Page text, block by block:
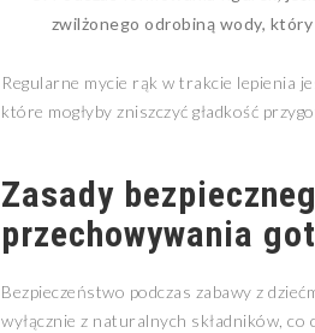
zwilżonego odrobiną wody, który
Regularne mycie rąk w trakcie lepienia
które mogłyby zniszczyć gładkość
Zasady
przechowywania
Bezpieczeństwo podczas zabawy z
wyłącznie z naturalnych składników, co